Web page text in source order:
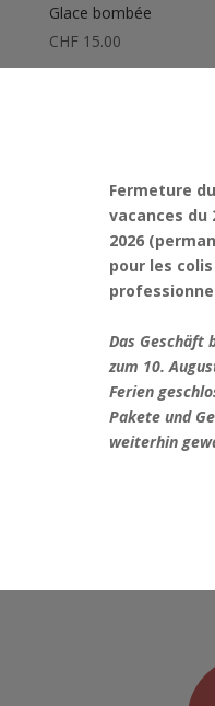
Glace bombée
CHF15.00
Verre minéral plat,
12.00
Fermeture
vacances du
2026
pour les
Das Geschäft
zum 10.
Ferien
Pakete und
weiterhin